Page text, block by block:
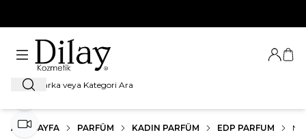
Ara
Giriş
ANA SAYFA PARFÜM KADIN PARFÜM EDP PARFUM
Video İzle